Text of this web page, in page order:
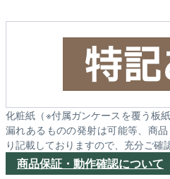
化粧紙（※付属ガンケースを覆う板
漏れあるものの発射は可能等、商
り記載しておりますので、充分ご確
商品保証・動作確認について